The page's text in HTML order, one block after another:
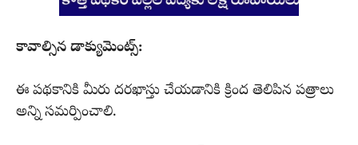
కావాల్సిన డాక్యుమెంట్స్:
ఈ పథకానికి మీరు దరఖాస్తు చేయడానికి క్రింద తెలిపిన పత్రాలు
అన్ని సమర్పించాలి.